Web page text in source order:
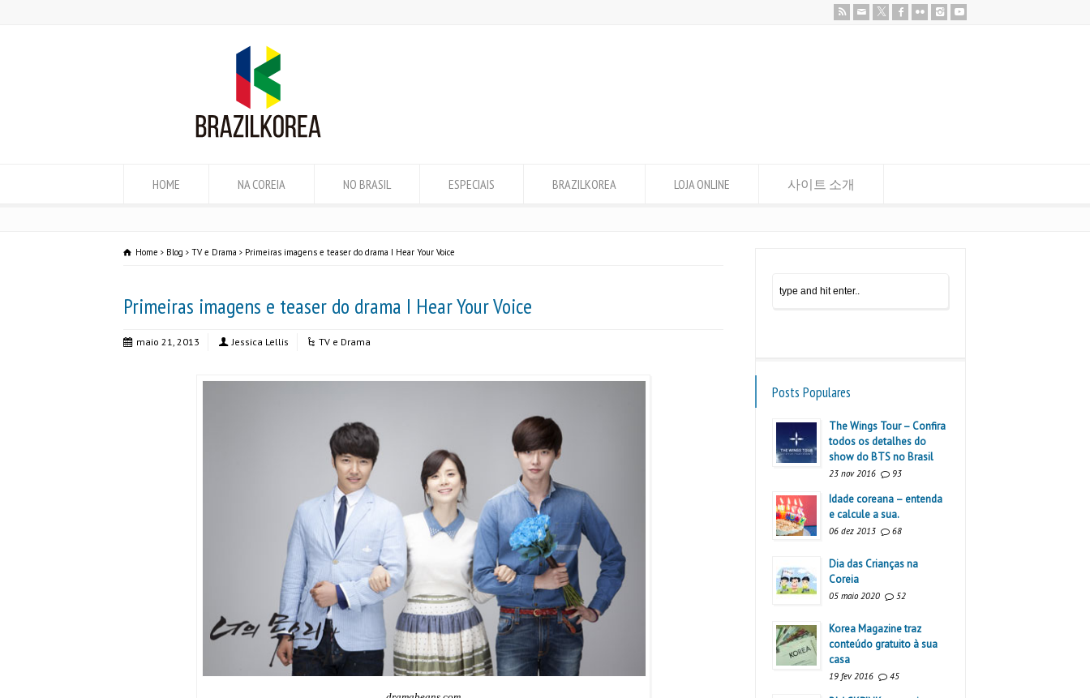
HOME NA COREIA NO BRASIL ESPECIAIS BRAZILKOREA LOJA ONLINE 사이트 소개
Home Blog TV e Drama Primeiras imagens e teaser do drama I Hear Your Voice
Primeiras imagens e teaser do drama I Hear Your Voice
maio 21, 2013 Jessica Lellis TV e Drama
Posts Populares
The Wings Tour – Confira
todos os detalhes do
show do BTS no Brasil
23 nov 2016 93
Idade coreana – entenda
e calcule a sua.
06 dez 2013 68
Dia das Crianças na
Coreia
05 maio 2020 52
Korea Magazine traz
conteúdo gratuito à sua
casa
19 fev 2016 45